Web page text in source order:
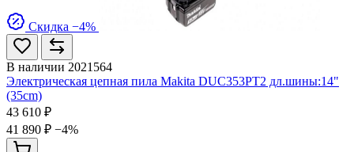
Скидка −4%
В наличии 2021564
Электрическая цепная пила Makita DUC353PT2 дл.шины:14"
(35cm)
43 610 ₽
41 890 ₽ −4%